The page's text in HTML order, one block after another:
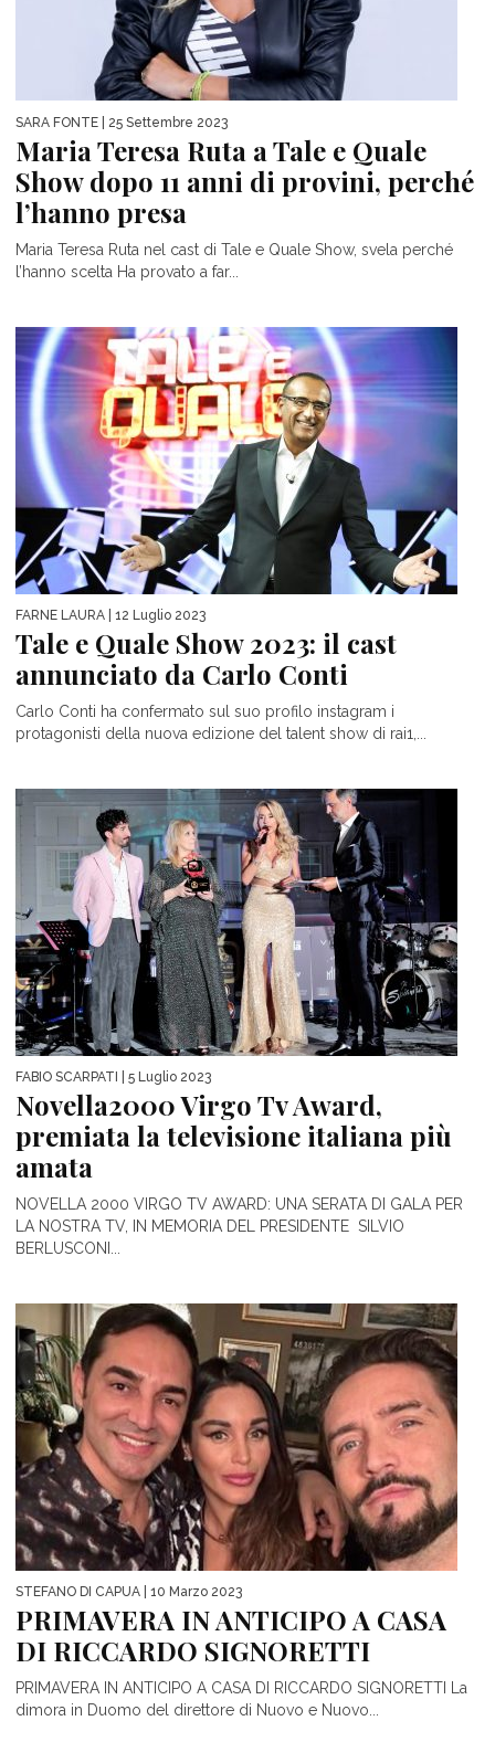
SARA FONTE | 25 Settembre 2023
Maria Teresa Ruta a Tale e Quale
Show dopo 11 anni di provini, perché
l’hanno presa
Maria Teresa Ruta nel cast di Tale e Quale Show, svela perché
l’hanno scelta Ha provato a far...
FARNE LAURA | 12 Luglio 2023
Tale e Quale Show 2023: il cast
annunciato da Carlo Conti
Carlo Conti ha confermato sul suo profilo instagram i
protagonisti della nuova edizione del talent show di rai1,...
FABIO SCARPATI | 5 Luglio 2023
Novella2000 Virgo Tv Award,
premiata la televisione italiana più
amata
NOVELLA 2000 VIRGO TV AWARD: UNA SERATA DI GALA PER
LA NOSTRA TV, IN MEMORIA DEL PRESIDENTE SILVIO
BERLUSCONI...
STEFANO DI CAPUA | 10 Marzo 2023
PRIMAVERA IN ANTICIPO A CASA
DI RICCARDO SIGNORETTI
PRIMAVERA IN ANTICIPO A CASA DI RICCARDO SIGNORETTI La
dimora in Duomo del direttore di Nuovo e Nuovo...